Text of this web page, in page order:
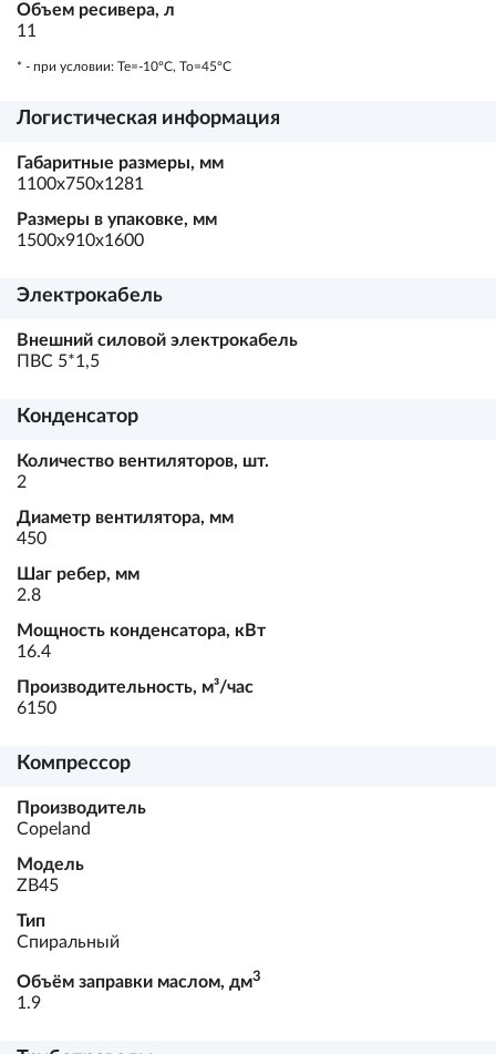
Объем ресивера, л
11
* - при условии: Te=-10ºC, To=45ºC
Логистическая информация
Габаритные размеры, мм
1100х750х1281
Размеры в упаковке, мм
1500х910х1600
Электрокабель
Внешний силовой электрокабель
ПВС 5*1,5
Конденсатор
Количество вентиляторов, шт.
2
Диаметр вентилятора, мм
450
Шаг ребер, мм
2.8
Мощность конденсатора, кВт
16.4
Производительность, м³/час
6150
Компрессор
Производитель
Copeland
Модель
ZB45
Тип
Спиральный
Объём заправки маслом, дм3
1.9